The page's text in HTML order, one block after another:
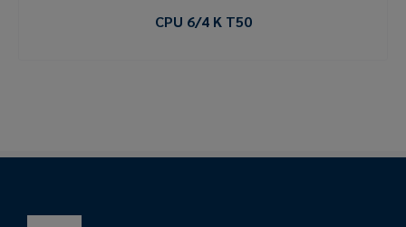
CPU 6/4 K T50